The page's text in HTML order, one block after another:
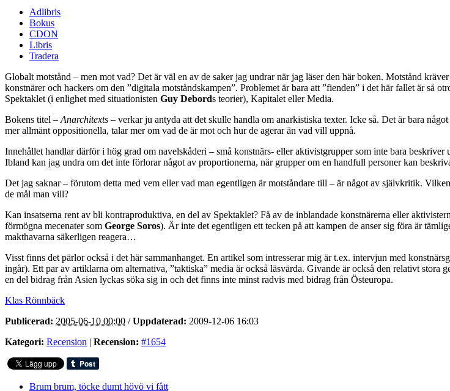
Adlibris
Bokus
CDON
Libris
Tradera
Globalt motstånd – men mot vad? Det är väl en av de saker jag undrar när jag läser den här boken. Motstånd
konstnärer och hackers om den ”digitala motståndskampen”. Problemet är bara att ”fienden” i det här fallet är så
Spektaklet (i enlighet med situationisten Guy Debords teorier), Kapitalet eller Media.
Bokens titel – Anarchitexts – verkar ju antyda att det skulle handla om anarkistiska texter. Icke så. Det är bara
mer allmänt oppositionella, talar mer om vad de är mot och hur de agerar än vad vill uppnå.
Innehållet handlar därför i hög grad om navelskåderi – små konstnärs- eller aktivistgrupper som inte bara
Ibland kan jag undra om det inte förlorar något av proportionerna, när grupper om en handfull personer kan
Det jag saknar – förutom detta med vem eller vad man egentligen är motståndare till – är något av självkritik.
de mål man vill?
Kan insatserna rent av bli kontraproduktiva, en del av Spektaklet? Få av de inblandade konstnärerna eller
förmögna mecenater som George Soros). Är inte det egentligen ett tecken på att kampen de anser sig föra är
makthavarna säkerligen reagera…
Visst finns det pärlor också i det här sammanhanget. En artikel som intresserar mig är t.ex. intervjun med
ingår). Ett par av artiklarna om alternativa, ”taktiska” media är också läsvärda. Givande är också den relativt
en del bidrag från Asien lyckas söka sig in och det finns inte minst radvis med bidrag från Östeuropa.
Klas Rönnbäck
Publicerad: 2005-06-10 00:00 /Uppdaterad: 2009-12-06 16:03
Kategori: Recension | Recension: #1654
Brum brum, töcke dumt hövö vi fått